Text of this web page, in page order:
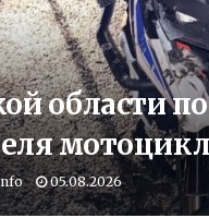
области
05.08.2026